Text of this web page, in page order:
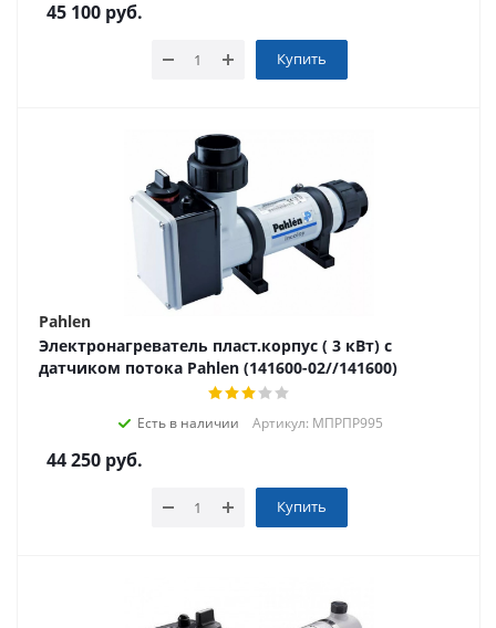
45 100 руб.
Купить
Pahlen
Электронагреватель пласт.корпус ( 3 кВт) с
датчиком потока Pahlen (141600-02//141600)
Есть в наличии Артикул: МПРПР995
44 250 руб.
Купить